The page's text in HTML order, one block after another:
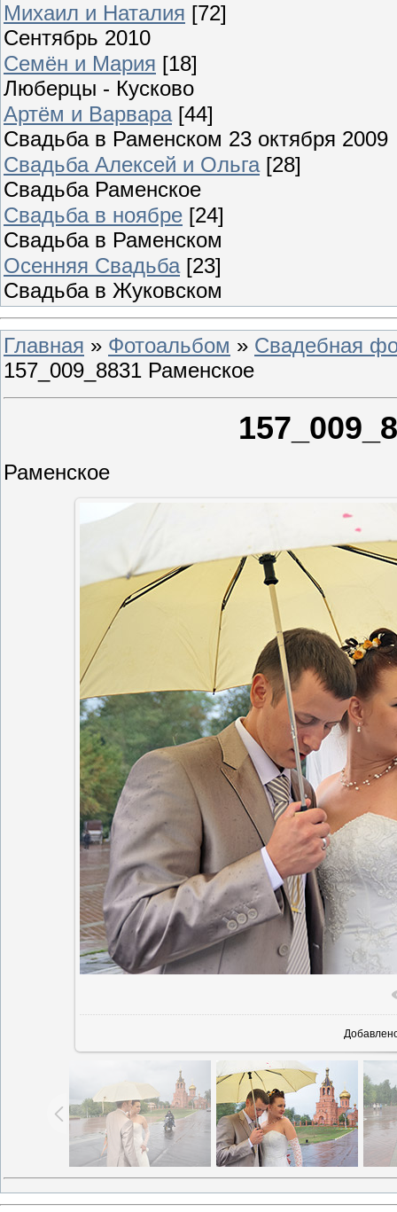
Михаил и Наталия [72]
Сентябрь 2010
Семён и Мария [18]
Люберцы - Кусково
Артём и Варвара [44]
Свадьба в Раменском 23 октября 2009
Свадьба Алексей и Ольга [28]
Свадьба Раменское
Свадьба в ноябре [24]
Свадьба в Раменском
Осенняя Свадьба [23]
Свадьба в Жуковском
Главная » Фотоальбом » Свадебная
157_009_8831 Раменское
Раменское